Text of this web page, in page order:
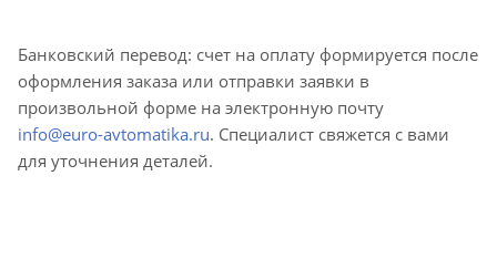
Банковский перевод: счет на оплату формируется после
оформления заказа или отправки заявки в
произвольной форме на электронную почту
info@euro-avtomatika.ru. Специалист свяжется с вами
для уточнения деталей.